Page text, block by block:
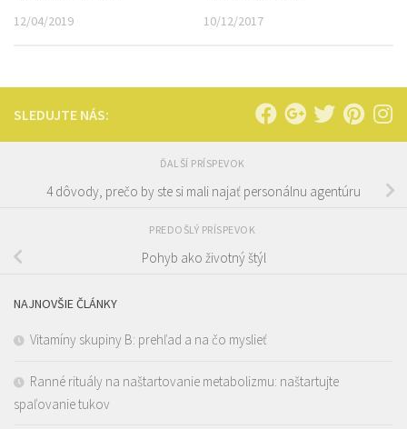
12/04/2019 10/12/2017
SLEDUJTE NÁS:
ĎALŠÍ PRÍSPEVOK
4 dôvody, prečo by ste si mali najať personálnu agentúru
PREDOŠLÝ PRÍSPEVOK
Pohyb ako životný štýl
NAJNOVŠIE ČLÁNKY
Vitamíny skupiny B: prehľad a na čo myslieť
Ranné rituály na naštartovanie metabolizmu: naštartujte
spaľovanie tukov